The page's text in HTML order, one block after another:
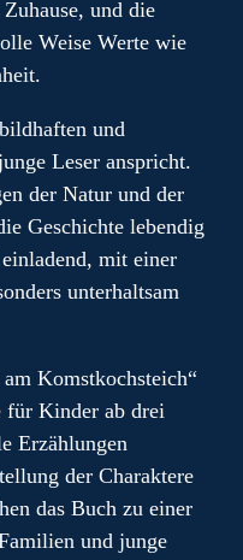
und die
Weise Werte wie
und
Leser anspricht.
der Natur und der
Geschichte lebendig
mit einer
unterhaltsam
Komstkochsteich“
für Kinder ab drei
Erzählungen
der Charaktere
das Buch zu einer
und junge